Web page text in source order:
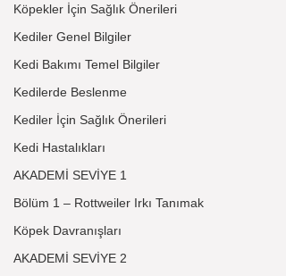
Köpekler İçin Sağlık Önerileri
Kediler Genel Bilgiler
Kedi Bakımı Temel Bilgiler
Kedilerde Beslenme
Kediler İçin Sağlık Önerileri
Kedi Hastalıkları
AKADEMİ SEVİYE 1
Bölüm 1 – Rottweiler Irkı Tanımak
Köpek Davranışları
AKADEMİ SEVİYE 2